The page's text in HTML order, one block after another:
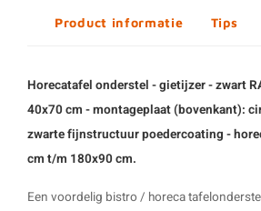
Product informatie Tips
Horecatafel onderstel - gietijzer - zwart
40x70 cm - montageplaat (bovenkant):
zwarte fijnstructuur poedercoating -
cm t/m 180x90 cm.
Een voordelig bistro / horeca